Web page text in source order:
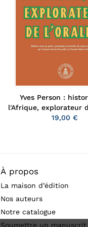
Yves Person :
l'Afrique, explorateur
19,00 €
À propos
La maison d’édition
Nos auteurs
Notre catalogue
Soumettre un manuscrit